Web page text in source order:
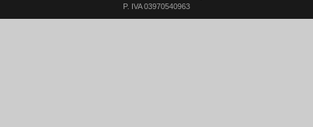
P. IVA 03970540963